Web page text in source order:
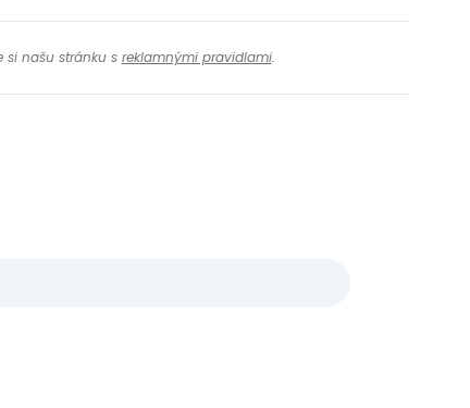
si našu stránku s reklamnými pravidlami.